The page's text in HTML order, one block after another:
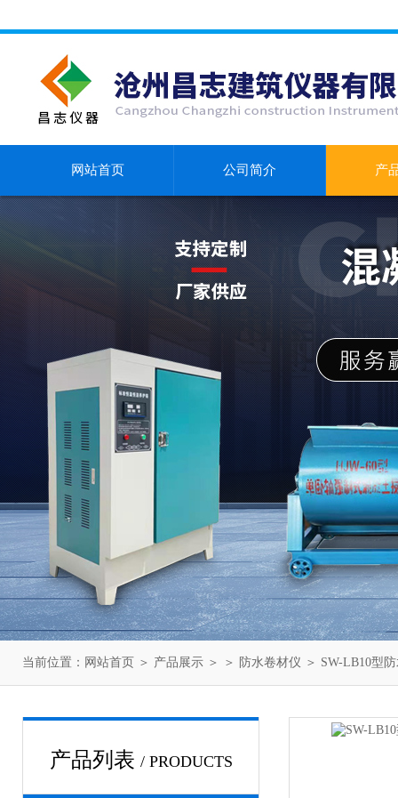
网站首页 公司简介 产
当前位置： 网站首页 ＞ 产品展示 ＞ ＞ 防水卷材仪 ＞ SW-LB10型
产品列表 / PRODUCTS